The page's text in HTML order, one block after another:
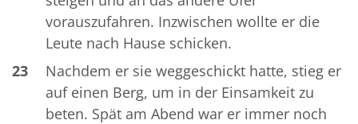
vorauszufahren. Inzwischen wollte er die
Leute nach Hause schicken.
23
Nachdem er sie weggeschickt hatte, stieg er
auf einen Berg, um in der Einsamkeit zu
beten. Spät am Abend war er immer noch